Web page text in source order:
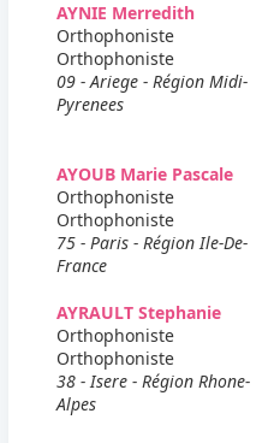
AYNIE Merredith
Orthophoniste
Orthophoniste
09 - Ariege - Région Midi-
Pyrenees
AYOUB Marie Pascale
Orthophoniste
Orthophoniste
75 - Paris - Région Ile-De-
France
AYRAULT Stephanie
Orthophoniste
Orthophoniste
38 - Isere - Région Rhone-
Alpes